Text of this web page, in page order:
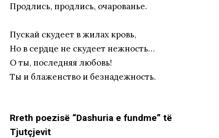
Продлись, продлись, очарованье.
Пускай скудеет в жилах кровь,
Но в сердце не скудеет нежность…
О ты, последняя любовь!
Ты и блаженство и безнадежность.
Rreth poezisë “Dashuria e fundme” të
Tjutçjevit